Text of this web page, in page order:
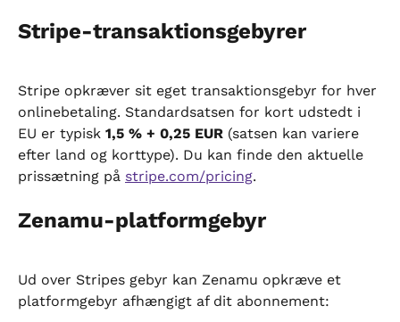
Stripe-transaktionsgebyrer
Stripe opkræver sit eget transaktionsgebyr for hver
onlinebetaling. Standardsatsen for kort udstedt i
EU er typisk 1,5 % + 0,25 EUR (satsen kan variere
efter land og korttype). Du kan finde den aktuelle
prissætning på stripe.com/pricing.
Zenamu-platformgebyr
Ud over Stripes gebyr kan Zenamu opkræve et
platformgebyr afhængigt af dit abonnement: